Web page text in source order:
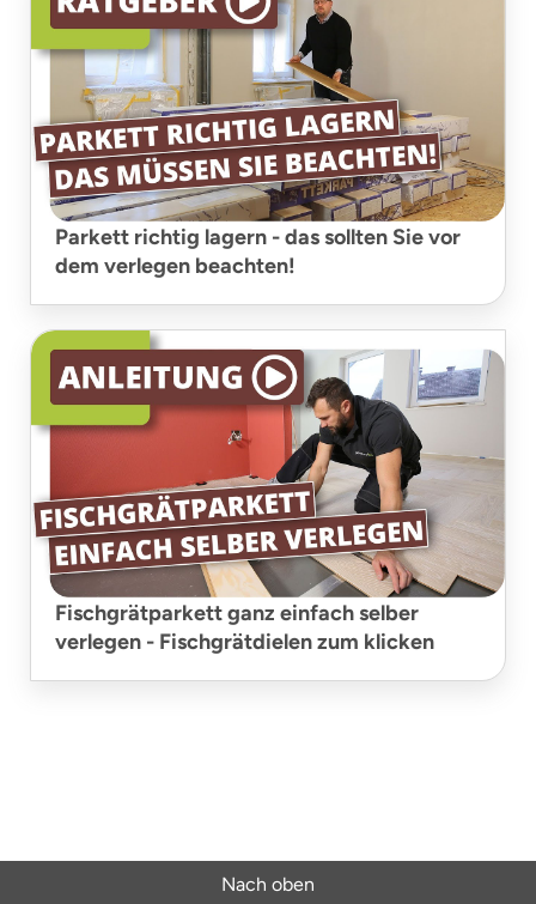
Parkett richtig lagern - das sollten Sie vor
dem verlegen beachten!
Fischgrätparkett ganz einfach selber
verlegen - Fischgrätdielen zum klicken
Nach oben